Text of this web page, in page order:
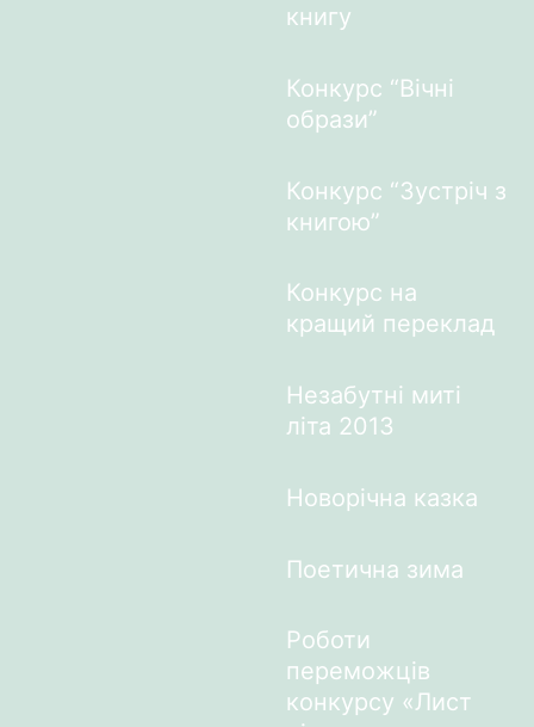
книгу
Конкурс “Вічні
образи”
Конкурс “Зустріч з
книгою”
Конкурс на
кращий переклад
Незабутні миті
літа 2013
Новорічна казка
Поетична зима
Роботи
переможців
конкурсу «Лист